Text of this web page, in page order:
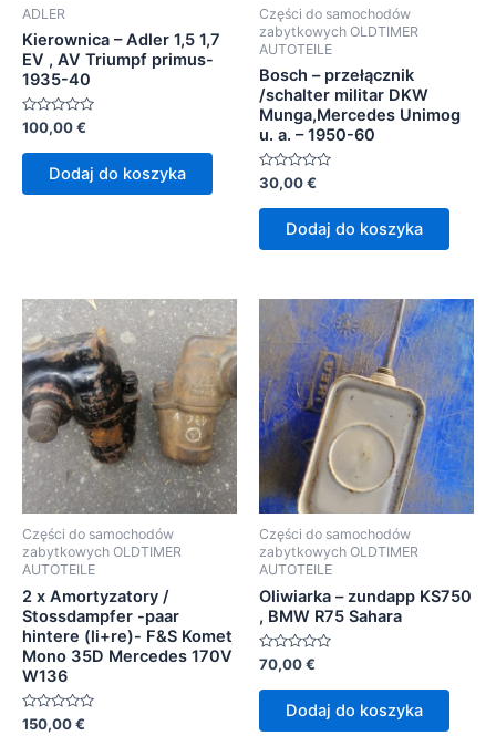
ADLER
Kierownica – Adler 1,5 1,7
EV , AV Triumpf primus-
1935-40
Oceniono
na
100,00€
Dodaj do koszyka
Części do samochodów
zabytkowych OLDTIMER
AUTOTEILE
Bosch – przełącznik
/schalter militar DKW
Munga,Mercedes Unimog
u. a. – 1950-60
Oceniono
na
30,00€
Dodaj do koszyka
Części do samochodów
zabytkowych OLDTIMER
AUTOTEILE
2 x Amortyzatory /
Stossdampfer -paar
hintere (li+re)- F&S Komet
Mono 35D Mercedes 170V
W136
Oceniono
150,00€
Części do samochodów
zabytkowych OLDTIMER
AUTOTEILE
Oliwiarka – zundapp KS750
, BMW R75 Sahara
Oceniono
0
na
70,00€
Dodaj do koszyka